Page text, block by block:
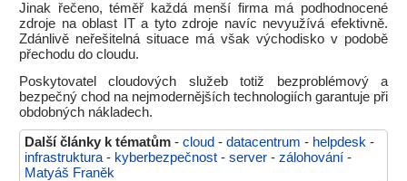
Jinak řečeno, téměř každá menší firma má podhodnocené
zdroje na oblast IT a tyto zdroje navíc nevyužívá efektivně.
Zdánlivě neřešitelná situace má však východisko v podobě
přechodu do cloudu.
Poskytovatel cloudových služeb totiž bezproblémový a
bezpečný chod na nejmodernějších technologiích garantuje při
obdobných nákladech.
Další články k tématům - cloud - datacentrum - helpdesk -
infrastruktura - kyberbezpečnost - server - zálohování -
Matyáš Franěk